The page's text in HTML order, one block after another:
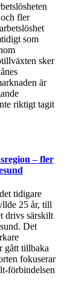
fler
som
sker
är
riktigt tagit
– fler
tidigare
25 år, till
drivs särskilt
Det
gått tillbaka
fokuserar
förbindelsen